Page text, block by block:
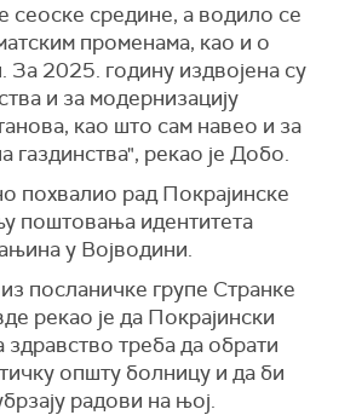
сеоске средине, а водило се
променама, као и о
За 2025. годину издвојена су
и за модернизацију
као што сам навео и за
рекао је Добо.
похвалио рад Покрајинске
поштовања идентитета
у Војводини.
посланичке групе Странке
рекао је да Покрајински
здравство треба да обрати
општу болницу и да би
радови на њој.